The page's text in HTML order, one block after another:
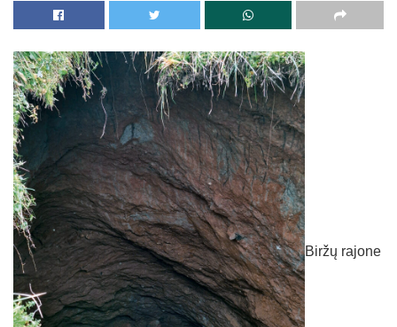
Biržų rajone